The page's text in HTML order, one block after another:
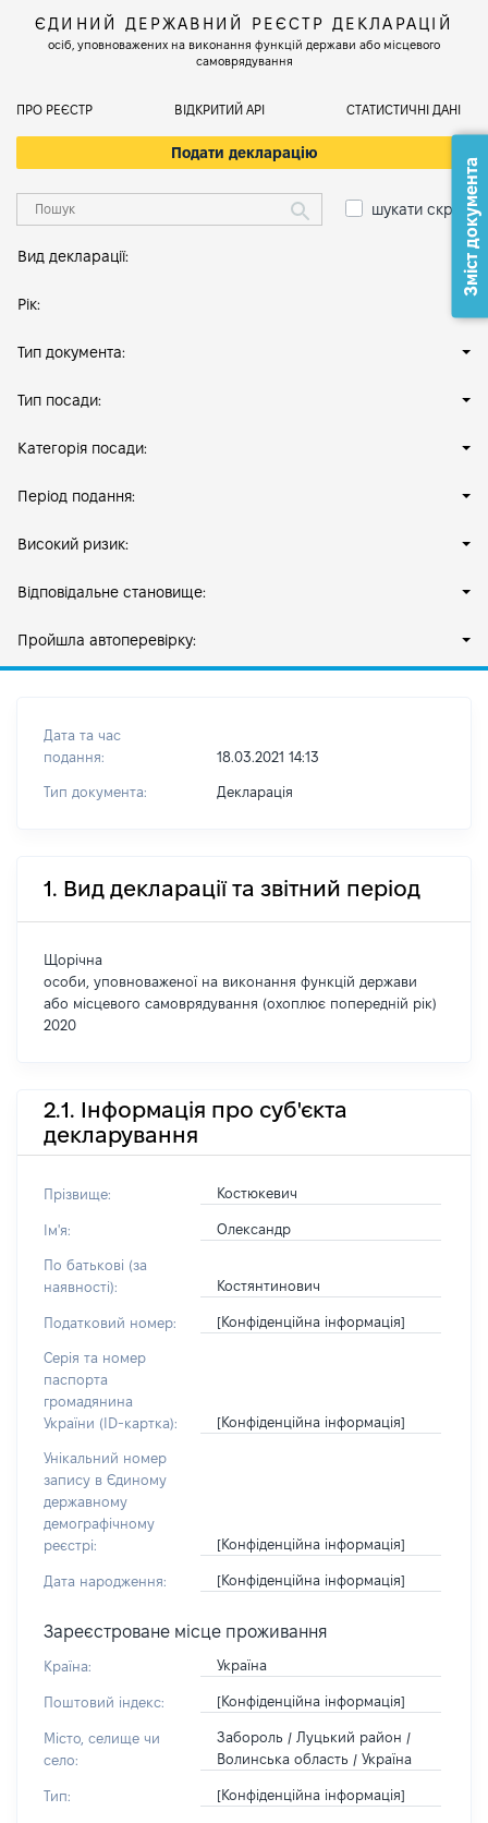
ЄДИНИЙ ДЕРЖАВНИЙ РЕЄСТР ДЕКЛАРАЦІЙ
осіб, уповноважених на виконання функцій держави або місцевого
самоврядування
ПРО РЕЄСТР ВІДКРИТИЙ АРІ СТАТИСТИЧНІ ДАНІ
Подати декларацію
шукати скрізь
Вид декларації:
Рік:
Тип документа:
Тип посади:
Категорія посади:
Період подання:
Високий ризик:
Відповідальне становище:
Пройшла автоперевірку:
Дата та час
подання:
18.03.2021 14:13
Тип документа: Декларація
1. Вид декларації та звітний період
Щорічна
особи, уповноваженої на виконання функцій держави
або місцевого самоврядування (охоплює попередній рік)
2020
2.1. Інформація про суб'єкта
декларування
Прізвище: Костюкевич
Ім'я: Олександр
По батькові (за
наявності):
Костянтинович
Податковий номер: [Конфіденційна інформація]
Серія та номер
паспорта
громадянина
України (ID-картка):
[Конфіденційна інформація]
Унікальний номер
запису в Єдиному
державному
демографічному
реєстрі:
[Конфіденційна інформація]
Дата народження: [Конфіденційна інформація]
Зареєстроване місце проживання
Країна: Україна
Поштовий індекс: [Конфіденційна інформація]
Місто, селище чи
село:
Забороль / Луцький район /
Волинська область / Україна
Тип: [Конфіденційна інформація]
Зміст документа